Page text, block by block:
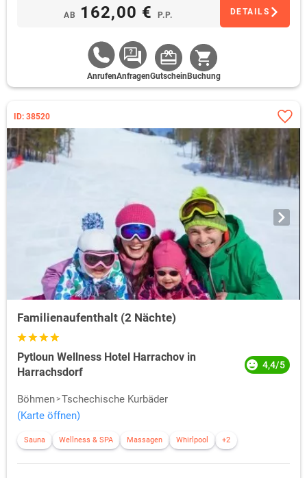
AB 162,00 € P.P. DETAILS
AnrufenAnfragenGutschein Buchung
ID: 38520
Familienaufenthalt (2 Nächte)
Pytloun Wellness Hotel Harrachov in
Harrachsdorf
4,4/5
Böhmen Tschechische Kurbäder
(Karte öffnen)
Sauna Wellness & SPA Massagen Whirlpool +2